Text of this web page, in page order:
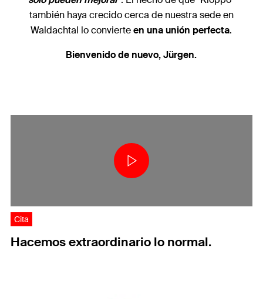
también haya crecido cerca de nuestra sede en
Waldachtal lo convierteen una unión perfecta.
Bienvenido de nuevo, Jürgen.
Cita
Hacemos extraordinario lo normal.